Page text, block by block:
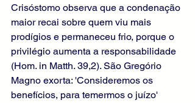
Crisóstomo observa que a condenação
maior recai sobre quem viu mais
prodígios e permaneceu frio, porque o
privilégio aumenta a responsabilidade
(Hom. in Matth. 39,2). São Gregório
Magno exorta: 'Consideremos os
benefícios, para temermos o juízo'